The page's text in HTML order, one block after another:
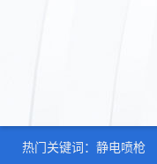
热门关键词： 静电喷枪